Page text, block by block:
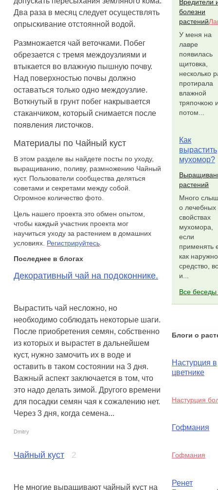
Два раза в месяц следует осуществлять
опрыскивание отстоянной водой.
Размножается чай веточками. Побег
обрезается с тремя междоузлиями и
втыкается во влажную пышную почву.
Над поверхностью почвы должно
оставаться только одно междоузлие.
Воткнутый в грунт побег накрывается
стаканчиком, который снимается после
появления листочков.
Материалы по Чайный куст
В этом разделе вы найдете посты по уходу,
выращиванию, поливу, размножению Чайный
куст. Пользователи сообщества деляться
советами и секретами между собой.
Огромное количество фото.
Цель нашего проекта это обмен опытом,
чтобы каждый участник проекта мог
научиться уходу за растением в домашних
условиях. Регистрируйтесь
Последнее в блогах
Декоративный чай на подоконнике.
Вырастить чай несложно, но
необходимо соблюдать некоторые шаги.
После приобретения семян, собственно
из которых и вырастет в дальнейшем
куст, нужно замочить их в воде и
оставить в таком состоянии на 3 дня.
Важный аспект заключается в том, что
это надо делать зимой. Другого времени
для посадки семян чая к сожалению нет.
Через 3 дня, когда семена...
Dmitry
Чайный куст 2
Не многие выращивают чайный куст на
Вредители
болезни
растений
У меня на
лавре
появилась
щитовка,
несколько
протирала
влажной
тряпочкою
потом...
Как
вырастить
мухомор?
растений
Много
о лечебных
свойствах
мухомора,
если
применять
как
средство,
и...
Все
Блоги о
Настурция в
цветнике
Настурция
Гофмания
Гофмания
Ренет